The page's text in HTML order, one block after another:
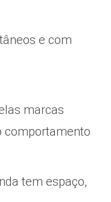
e com
marcas
comportamento
tem espaço,